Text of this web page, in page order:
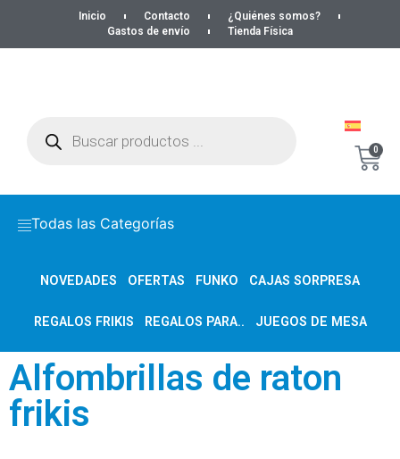
Inicio Contacto
¿Quiénes somos?
Gastos de envío
Tienda Física
0
Todas las Categorías
NOVEDADES OFERTAS FUNKO CAJAS SORPRESA
REGALOS FRIKIS REGALOS PARA.. JUEGOS DE MESA
Alfombrillas de raton
frikis